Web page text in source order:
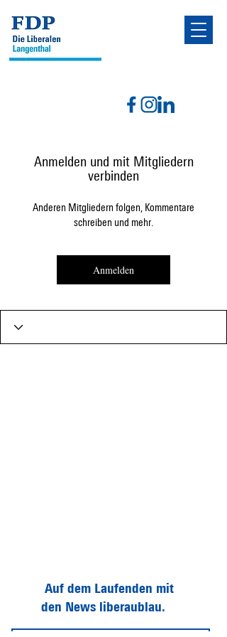
Anmelden und mit Mitgliedern
verbinden
Anderen Mitgliedern folgen, Kommentare
schreiben und mehr.
Anmelden
Auf dem Laufenden mit
den News liberaublau.